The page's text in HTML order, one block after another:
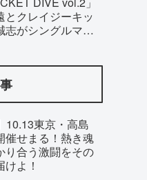
とクレイジーキッ
志がシングルマッ
10.13東京・高島
催せまる！熱き魂
り合う激闘をその
けよ！